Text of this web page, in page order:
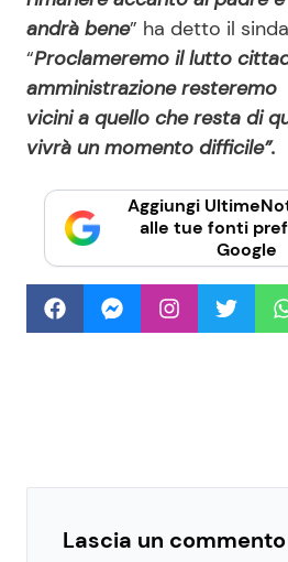
andrà bene” ha detto il
“Proclameremo il lutto
amministrazione resteremo
vicini a quello che resta di
vivrà un momento difficile”.
Aggiungi
alle tue fonti
Google
Lascia un commento